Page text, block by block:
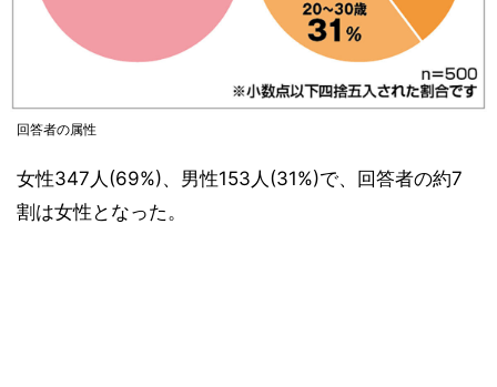
回答者の属性
女性347人(69%)、男性153人(31%)で、回答者の約7
割は女性となった。